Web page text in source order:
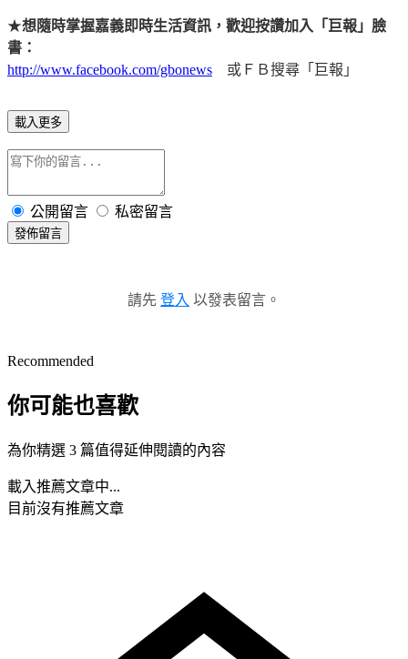
★想隨時掌握嘉義即時生活資訊，歡迎按讚加入「巨報」臉
書：
http://www.facebook.com/gbonews 或ＦＢ搜尋「巨報」
載入更多
公開留言 私密留言
發佈留言
請先 登入 以發表留言。
Recommended
你可能也喜歡
為你精選 3 篇值得延伸閱讀的內容
載入推薦文章中...
目前沒有推薦文章